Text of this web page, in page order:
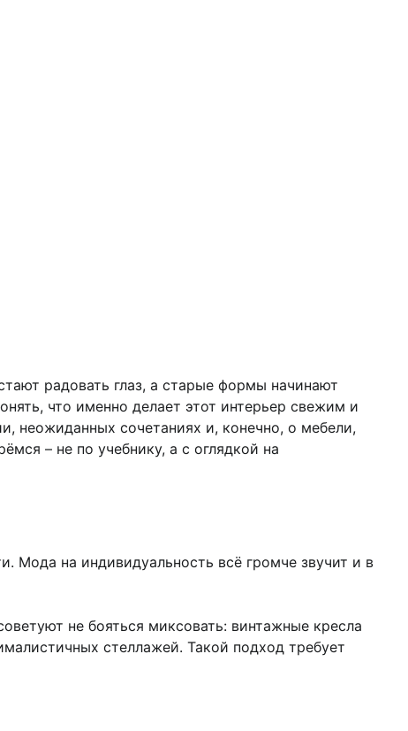
радовать глаз, а старые формы начинают
что именно делает этот интерьер свежим и
неожиданных сочетаниях и, конечно, о мебели,
– не по учебнику, а с оглядкой на
Мода на индивидуальность всё громче звучит и в
не бояться миксовать: винтажные кресла
стеллажей. Такой подход требует